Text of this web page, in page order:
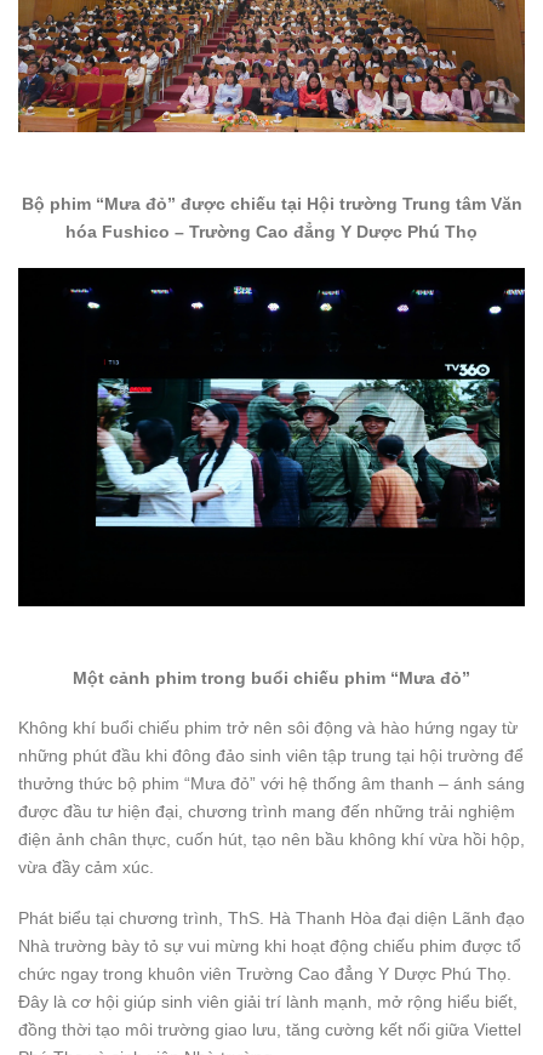
Bộ phim “Mưa đỏ” được chiếu tại Hội trường Trung tâm Văn
hóa Fushico – Trường Cao đẳng Y Dược Phú Thọ
Một cảnh phim trong buổi chiếu phim “Mưa đỏ”
Không khí buổi chiếu phim trở nên sôi động và hào hứng ngay từ
những phút đầu khi đông đảo sinh viên tập trung tại hội trường để
thưởng thức bộ phim “Mưa đỏ” với hệ thống âm thanh – ánh sáng
được đầu tư hiện đại, chương trình mang đến những trải nghiệm
điện ảnh chân thực, cuốn hút, tạo nên bầu không khí vừa hồi hộp,
vừa đầy cảm xúc.
Phát biểu tại chương trình, ThS. Hà Thanh Hòa đại diện Lãnh đạo
Nhà trường bày tỏ sự vui mừng khi hoạt động chiếu phim được tổ
chức ngay trong khuôn viên Trường Cao đẳng Y Dược Phú Thọ.
Đây là cơ hội giúp sinh viên giải trí lành mạnh, mở rộng hiểu biết,
đồng thời tạo môi trường giao lưu, tăng cường kết nối giữa Viettel